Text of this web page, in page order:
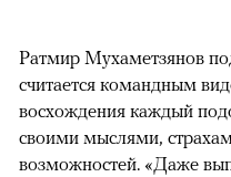
Ратмир Мухаметзянов
считается командным
восхождения каждый
своими мыслями,
возможностей. «Даже